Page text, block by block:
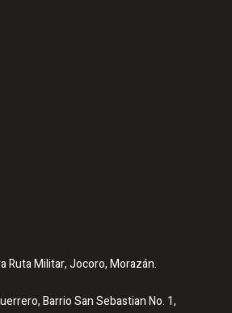
Ruta Militar, Jocoro, Morazán.
Barrio San Sebastian No. 1,